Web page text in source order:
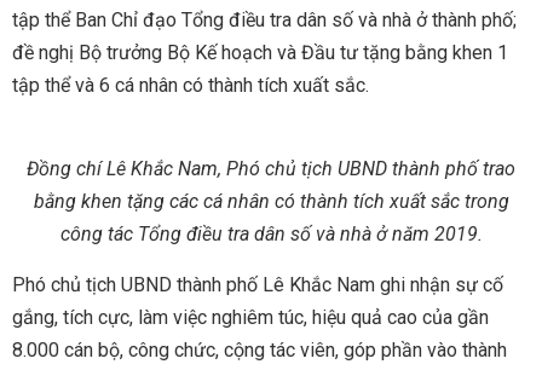
tập thể Ban Chỉ đạo Tổng điều tra dân số và nhà ở thành phố;
đề nghị Bộ trưởng Bộ Kế hoạch và Đầu tư tặng bằng khen 1
tập thể và 6 cá nhân có thành tích xuất sắc.
Đồng chí Lê Khắc Nam, Phó chủ tịch UBND thành phố trao
bằng khen tặng các cá nhân có thành tích xuất sắc trong
công tác Tổng điều tra dân số và nhà ở năm 2019.
Phó chủ tịch UBND thành phố Lê Khắc Nam ghi nhận sự cố
gắng, tích cực, làm việc nghiêm túc, hiệu quả cao của gần
8.000 cán bộ, công chức, cộng tác viên, góp phần vào thành